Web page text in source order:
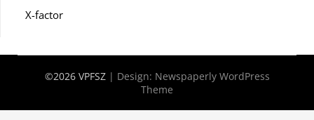
X-factor
©2026 VPFSZ | Design: Newspaperly WordPress
Theme